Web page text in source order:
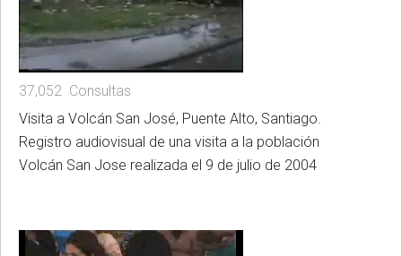
37,052 Consultas
Visita a Volcán San José, Puente Alto, Santiago.
Registro audiovisual de una visita a la población
Volcán San Jose realizada el 9 de julio de 2004